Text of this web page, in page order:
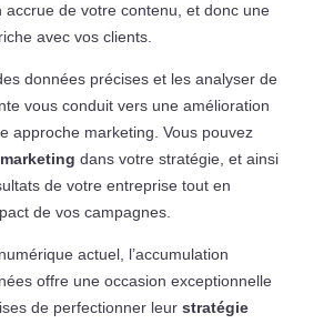
accrue de votre contenu, et donc une
avec vos clients.
données précises et les analyser de
vous conduit vers une amélioration
approche marketing. Vous pouvez
dans votre stratégie, et ainsi
de votre entreprise tout en
de vos campagnes.
actuel, l’accumulation
offre une occasion exceptionnelle
de perfectionner leur stratégie